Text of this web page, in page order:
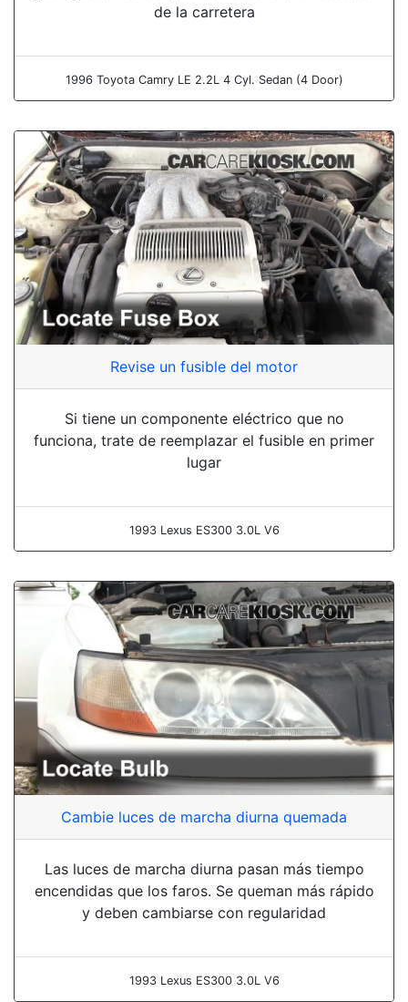
de la carretera
1996 Toyota Camry LE 2.2L 4 Cyl. Sedan (4 Door)
Revise un fusible del motor
Si tiene un componente eléctrico que no
funciona, trate de reemplazar el fusible en primer
lugar
1993 Lexus ES300 3.0L V6
Cambie luces de marcha diurna quemada
Las luces de marcha diurna pasan más tiempo
encendidas que los faros. Se queman más rápido
y deben cambiarse con regularidad
1993 Lexus ES300 3.0L V6